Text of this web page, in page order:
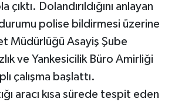
Dolandırıldığını anlayan
polise bildirmesi üzerine
Müdürlüğü Asayiş Şube
ve Yankesicilik Büro Amirliği
çalışma başlattı.
aracı kısa sürede tespit eden